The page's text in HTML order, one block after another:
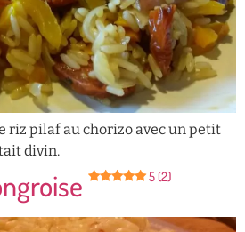
riz pilaf au chorizo avec un petit
divin.
5 (2)